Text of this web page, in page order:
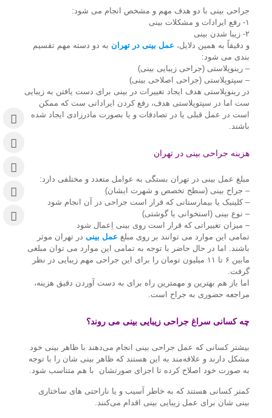
جراحی بینی با دو هدف مهم و مشخص انجام می شود:
۱- رفع ایرادات و مشکلات بینی
۲- زیبا شدن بینی
و دقیقاً به همین دلایل، عمل بینی در تهران به دو دسته مهم تقسیم
بندی می شود:
– رینوپلاستی (جراحی زیبایی بینی)
– سپتوپلاستی (جراحی اصلاحی بینی)
در رینوپلاستی هدف ایجاد تغییرات در بینی برای دست یافتن به زیبایی
ست اما در سپتوپلاستی هدف، رفع کردن ایراداتی ست که ممکن
است در عمل قبلی یا در تصادفات و یا بصورت مادرزادی ایجاد شده
باشند.
هزینه جراحی بینی در تهران
مبلغ عمل بینی در تهران بستگی به عوامل متعدد و مختلفی دارد:
– جراح بینی (سطح تخصص و شهرت ایشان)
– کلینیک یا بیمارستانی که قرار است جراحی در آن انجام شود
– نوع بینی (استخوانی یا گوشتی)
– میزان تغییراتی که قرار است روی بینی اِعمال شود
تمامی این موارد می توانند بر روی مبلغ عمل بینیدر تهران موثر
باشند. اما در حال حاضر با توجه به تمامی این موارد می توان مبلغی
مابین ۶ تا ۱۱ میلیون تومان را برای این جراحی مهم زیبایی در نظر
گرفت.
اما باز هم بهترین و مهمترین راه برای به دست آوردن دقیق هزینه،
مراجعه حضوری به جراح است.
چه کسانی سراغ جراحی زیبایی بینی می روند؟
بیشتر کسانی که عمل جراحی بینی انجام می‌دهند با ظاهر بینی خود
مشکل دارند و علاقه‌مند به این هستند که ظاهر بینی شان را با توجه
به صورت خود اصلاح کرده تا اجزای صورتشان با هم متناسب شود.
کمتر کسانی هستند که به خاطر آسیب و یا ناراحتی های ساختاری
بینی شان برای عمل زیبایی بینی اقدام می‌کنند.